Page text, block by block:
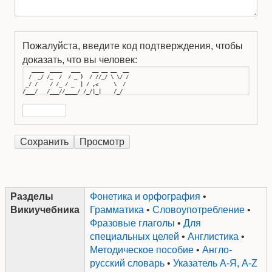
Пожалуйста, введите код подтверждения, чтобы
доказать, что вы человек:
  /  _/ /_  /  / _ )  / //_/ \ \/ /
_/ /    / /_ / _  | / ,<     \  /
/___/   /___//____/ /_/|_|    /_/
Разделы
Викиучебника
Фонетика и орфография •
Грамматика • Словоупотребление •
Фразовые глаголы • Для
специальных целей • Англистика •
Методическое пособие • Англо-
русский словарь • Указатель А-Я, A-Z